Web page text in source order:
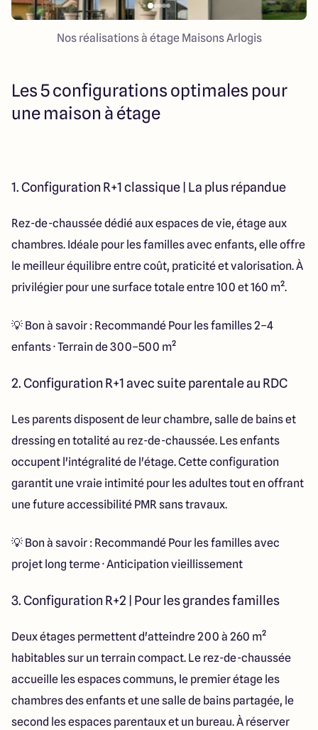
Nos réalisations à étage Maisons Arlogis
Les 5 configurations optimales pour
une maison à étage
1. Configuration R+1 classique | La plus répandue
Rez-de-chaussée dédié aux espaces de vie, étage aux
chambres. Idéale pour les familles avec enfants, elle offre
le meilleur équilibre entre coût, praticité et valorisation. À
privilégier pour une surface totale entre 100 et 160 m².
💡 Bon à savoir : Recommandé Pour les familles 2–4
enfants · Terrain de 300–500 m²
2. Configuration R+1 avec suite parentale au RDC
Les parents disposent de leur chambre, salle de bains et
dressing en totalité au rez-de-chaussée. Les enfants
occupent l'intégralité de l'étage. Cette configuration
garantit une vraie intimité pour les adultes tout en offrant
une future accessibilité PMR sans travaux.
💡 Bon à savoir : Recommandé Pour les familles avec
projet long terme · Anticipation vieillissement
3. Configuration R+2 | Pour les grandes familles
Deux étages permettent d'atteindre 200 à 260 m²
habitables sur un terrain compact. Le rez-de-chaussée
accueille les espaces communs, le premier étage les
chambres des enfants et une salle de bains partagée, le
second les espaces parentaux et un bureau. À réserver